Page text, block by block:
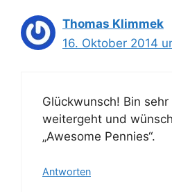
Thomas Klimmek
16. Oktober 2014
Glückwunsch! Bin
weitergeht und
„Awesome Pennies“.
Antworten